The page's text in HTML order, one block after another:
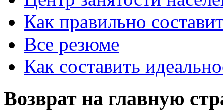
Как правильно
Все резюме
Как составить
Возврат на главную